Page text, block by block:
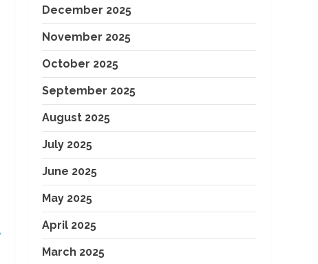
December 2025
November 2025
October 2025
September 2025
August 2025
July 2025
June 2025
May 2025
April 2025
March 2025